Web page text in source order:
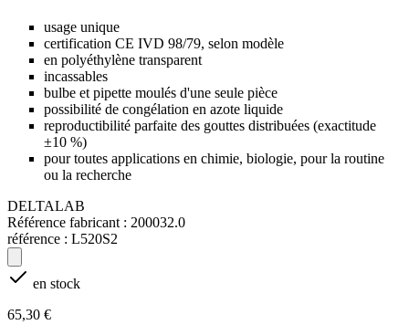
usage unique
certification CE IVD 98/79, selon modèle
en polyéthylène transparent
incassables
bulbe et pipette moulés d'une seule pièce
possibilité de congélation en azote liquide
reproductibilité parfaite des gouttes distribuées (exactitude
±10 %)
pour toutes applications en chimie, biologie, pour la routine
ou la recherche
DELTALAB
Référence fabricant : 200032.0
référence : L520S2
en stock
65,30 €